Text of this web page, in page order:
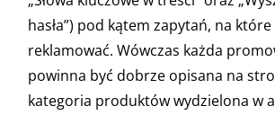
hasła”) pod kątem zapytań, na
reklamować. Wówczas każda
powinna być dobrze opisana na
kategoria produktów wydzielona w